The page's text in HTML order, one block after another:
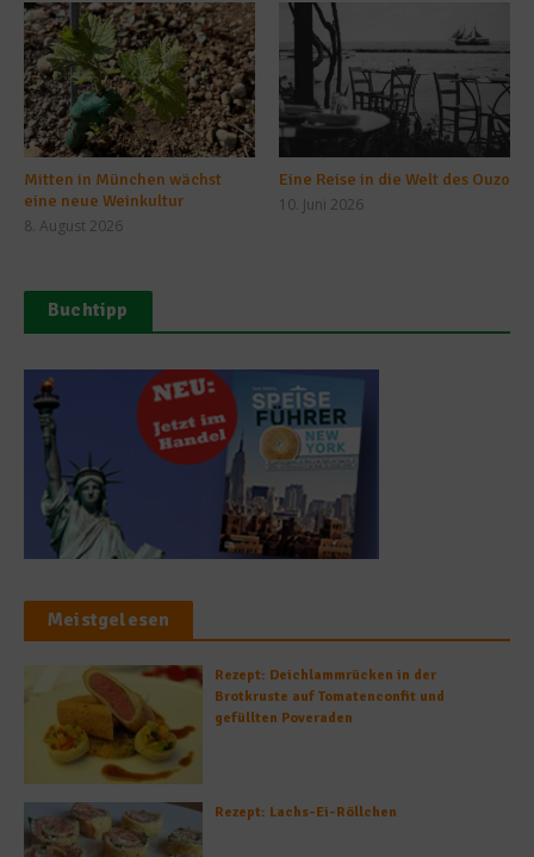
Mitten in München wächst
eine neue Weinkultur
8. August 2026
Eine Reise in die Welt des Ouzo
10. Juni 2026
Buchtipp
Meistgelesen
Rezept: Deichlammrücken in der
Brotkruste auf Tomatenconfit und
gefüllten Poveraden
Rezept: Lachs-Ei-Röllchen